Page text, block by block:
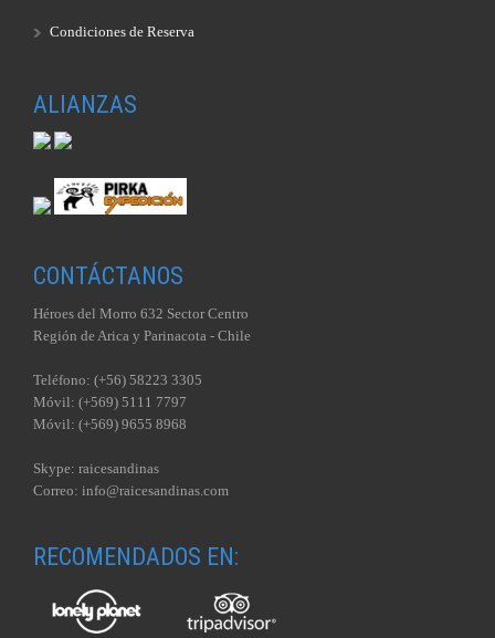
Condiciones de Reserva
ALIANZAS
CONTÁCTANOS
Héroes del Morro 632 Sector Centro
Región de Arica y Parinacota - Chile
Teléfono: (+56) 58223 3305
Móvil: (+569) 5111 7797
Móvil: (+569) 9655 8968
Skype: raicesandinas
Correo: info@raicesandinas.com
RECOMENDADOS EN: